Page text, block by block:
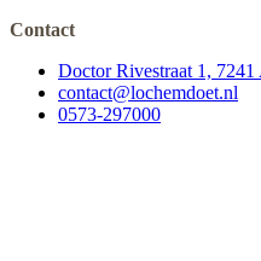
Contact
Doctor Rivestraat 1,
contact@lochemdoet.nl
0573-297000